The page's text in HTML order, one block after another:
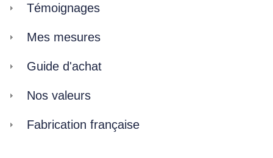
Témoignages
Mes mesures
Guide d'achat
Nos valeurs
Fabrication française